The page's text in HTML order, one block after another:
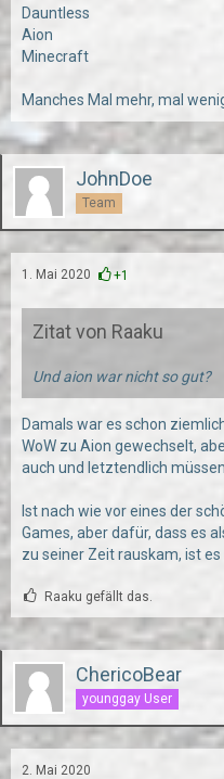
Dauntless
Aion
Minecraft
Manches Mal mehr, mal
JohnDoe
Team
1. Mai 2020 +1
Zitat von Raaku
Und aion war nicht so gut?
Damals war es schon
WoW zu Aion gewechselt,
auch und letztendlich
Ist nach wie vor eines der
Games, aber dafür, dass es
zu seiner Zeit rauskam, ist
Raaku gefällt das.
ChericoBear
younggay User
2. Mai 2020